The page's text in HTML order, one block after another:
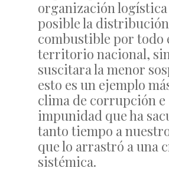
organización logística
posible la
combustible por todo
territorio nacional,
suscitara la menor
esto es un ejemplo
clima de corrupción e
impunidad que ha
tanto tiempo a
que lo arrastró a una
sistémica.